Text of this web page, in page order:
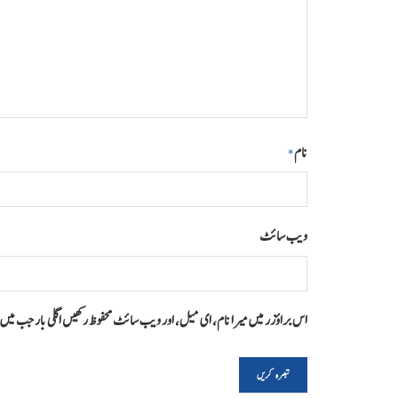
نام*
ویب‌ سائٹ
اس براؤزر میں میرا نام، ای میل، اور ویب سائٹ محفوظ رکھیں اگلی بار جب